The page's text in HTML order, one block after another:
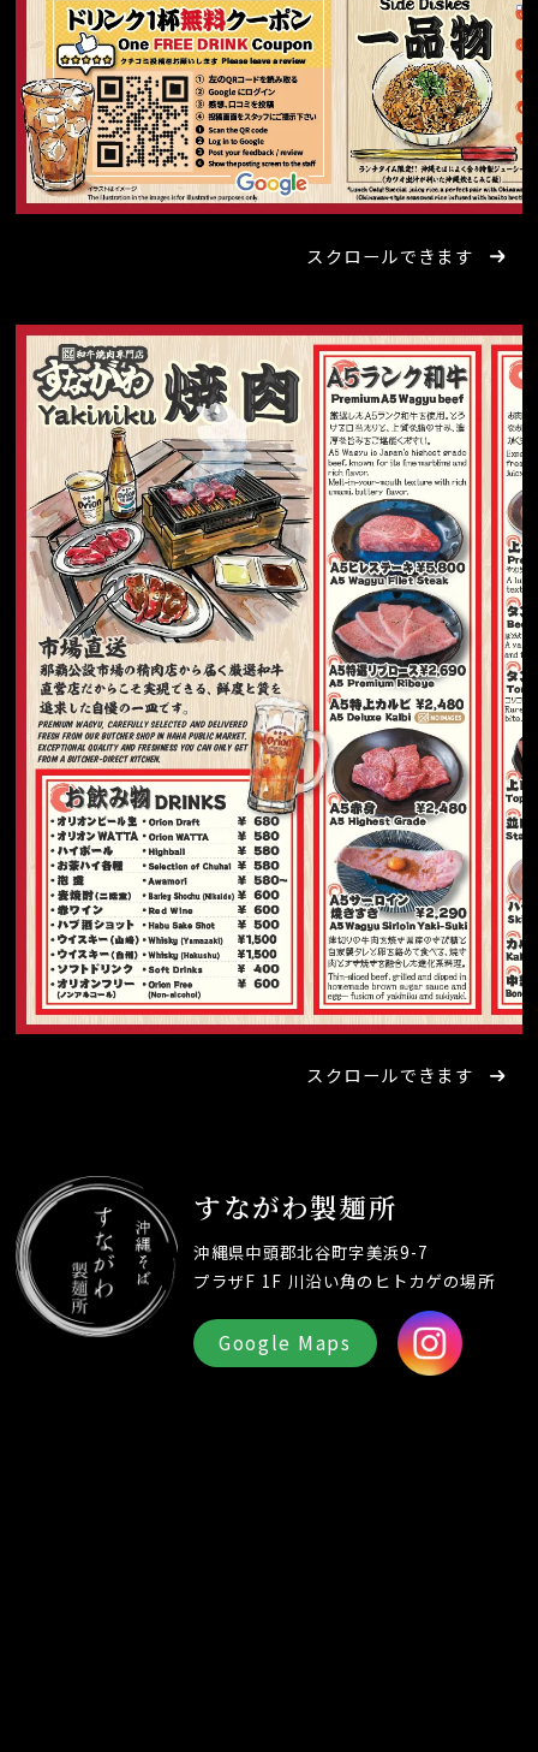
スクロールできます
スクロールできます
すながわ製麺所
沖縄県中頭郡北谷町字美浜9-7
プラザF 1F 川沿い角のヒトカゲの場所
Google Maps